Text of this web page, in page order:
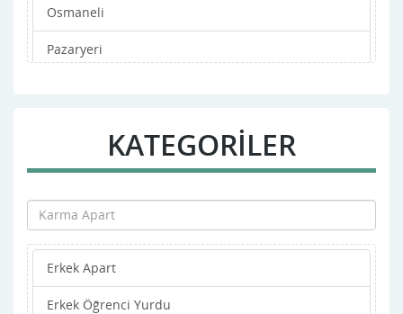
Osmaneli
Pazaryeri
KATEGORİLER
Erkek Apart
Erkek Öğrenci Yurdu